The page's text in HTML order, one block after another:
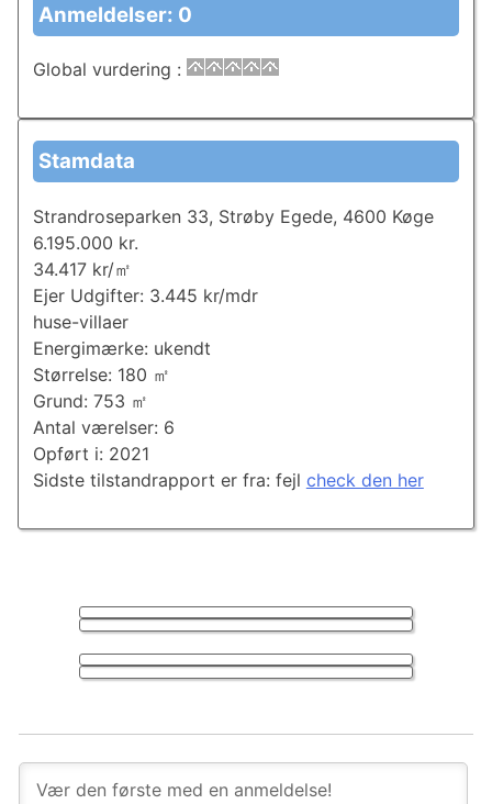
Anmeldelser: 0
Global vurdering :
Stamdata
Strandroseparken 33, Strøby Egede, 4600 Køge
6.195.000 kr.
34.417 kr/㎡
Ejer Udgifter: 3.445 kr/mdr
huse-villaer
Energimærke: ukendt
Størrelse: 180 ㎡
Grund: 753 ㎡
Antal værelser: 6
Opført i: 2021
Sidste tilstandrapport er fra: fejl check den her